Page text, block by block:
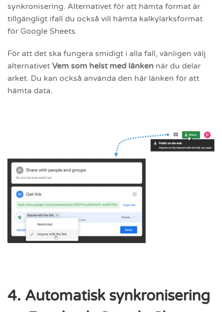
synkronisering. Alternativet för att hämta format är
tillgängligt ifall du också vill hämta kalkylarksformat
för Google Sheets.
För att det ska fungera smidigt i alla fall, vänligen välj
alternativet Vem som helst med länken när du delar
arket. Du kan också använda den här länken för att
hämta data.
4. Automatisk synkronisering